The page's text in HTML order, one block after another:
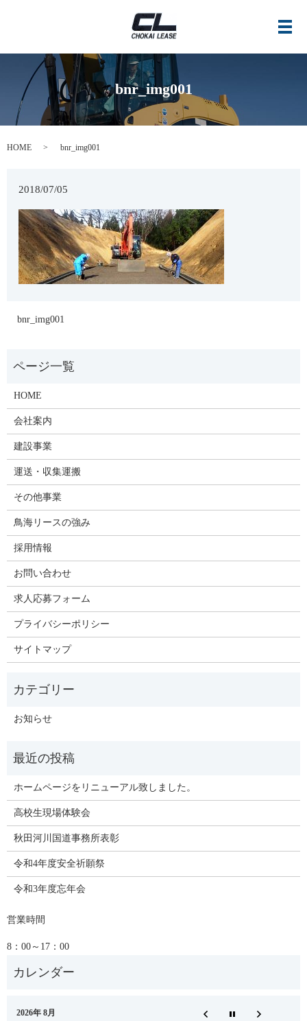
メ
bnr_img001
HOME bnr_img001
2018/07/05
bnr_img001
HOME
会社案内
建設事業
運送・収集運搬
その他事業
鳥海リースの強み
採用情報
お問い合わせ
求人応募フォーム
プライバシーポリシー
サイトマップ
お知らせ
ホームページをリニューアル致しました。
高校生現場体験会
秋田河川国道事務所表彰
令和4年度安全祈願祭
令和3年度忘年会
営業時間
8：00～17：00
2026年 8月